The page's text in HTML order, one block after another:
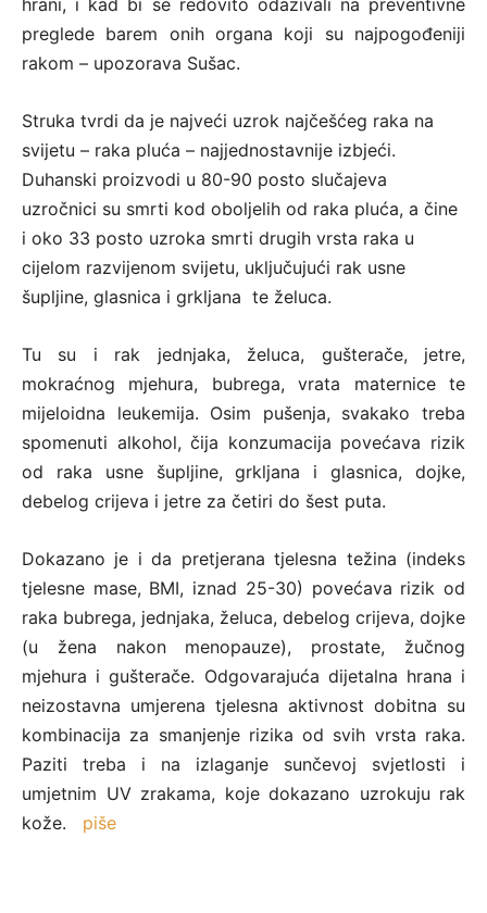
hrani, i kad bi se redovito odazivali na preventivne
preglede barem onih organa koji su najpogođeniji
rakom – upozorava Sušac.
Struka tvrdi da je najveći uzrok najčešćeg raka na
svijetu – raka pluća – najjednostavnije izbjeći.
Duhanski proizvodi u 80-90 posto slučajeva
uzročnici su smrti kod oboljelih od raka pluća, a čine
i oko 33 posto uzroka smrti drugih vrsta raka u
cijelom razvijenom svijetu, uključujući rak usne
šupljine, glasnica i grkljana te želuca.
Tu su i rak jednjaka, želuca, gušterače, jetre,
mokraćnog mjehura, bubrega, vrata maternice te
mijeloidna leukemija. Osim pušenja, svakako treba
spomenuti alkohol, čija konzumacija povećava rizik
od raka usne šupljine, grkljana i glasnica, dojke,
debelog crijeva i jetre za četiri do šest puta.
Dokazano je i da pretjerana tjelesna težina (indeks
tjelesne mase, BMI, iznad 25-30) povećava rizik od
raka bubrega, jednjaka, želuca, debelog crijeva, dojke
(u žena nakon menopauze), prostate, žučnog
mjehura i gušterače. Odgovarajuća dijetalna hrana i
neizostavna umjerena tjelesna aktivnost dobitna su
kombinacija za smanjenje rizika od svih vrsta raka.
Paziti treba i na izlaganje sunčevoj svjetlosti i
umjetnim UV zrakama, koje dokazano uzrokuju rak
kože. piše